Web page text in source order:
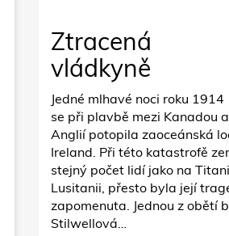
Ztracená
vládkyně
Jedné mlhavé noci roku 1914
se při plavbě mezi Kanadou a
Anglií potopila zaoceánská
Ireland. Při této katastrofě
stejný počet lidí jako na
Lusitanii, přesto byla její
zapomenuta. Jednou z obětí
Stilwellová…